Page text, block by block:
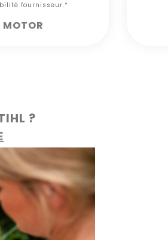
fournisseur.*
MOTOR
?